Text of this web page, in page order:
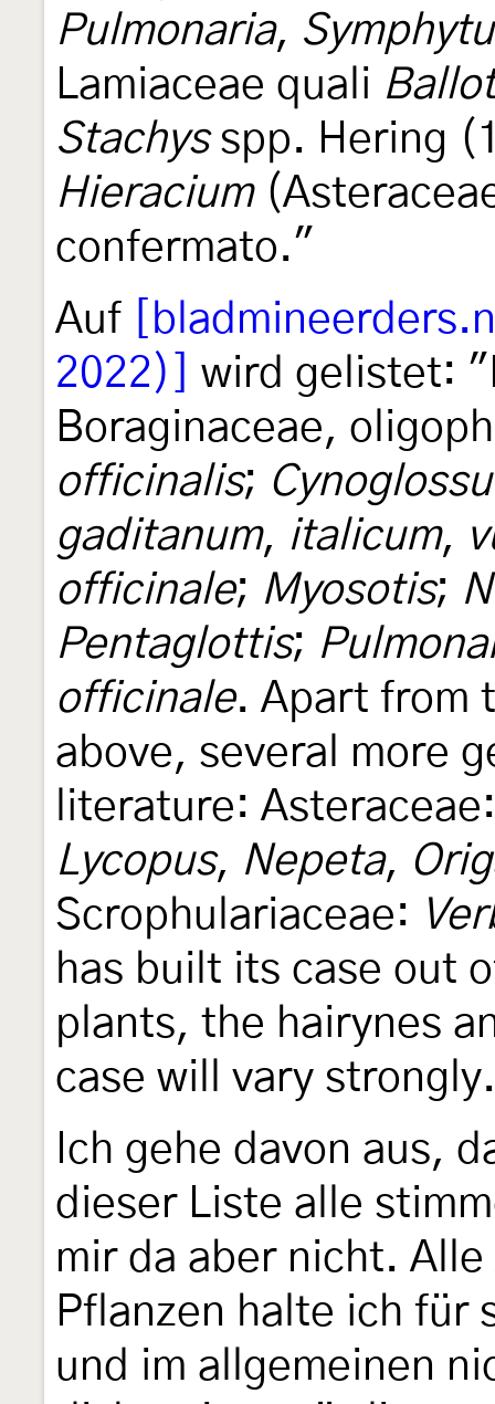
Pulmonaria,
Lamiaceae quali
Stachysspp. Hering
Hieracium
confermato."
Auf
2022)]
wird gelistet:
Boraginaceae,
officinalis;
gaditanum, italicum,
officinale; Myosotis;
Pentaglottis;
officinale. Apart from
above, several more
literature:
Lycopus, Nepeta,
Scrophulariaceae:
has built its case out
plants, the hairynes
case will vary
Ich gehe davon aus,
dieser Liste alle
mir da aber nicht.
Pflanzen halte ich für
und im allgemeinen